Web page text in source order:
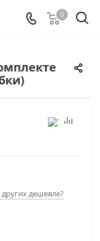
0
других дешевле?